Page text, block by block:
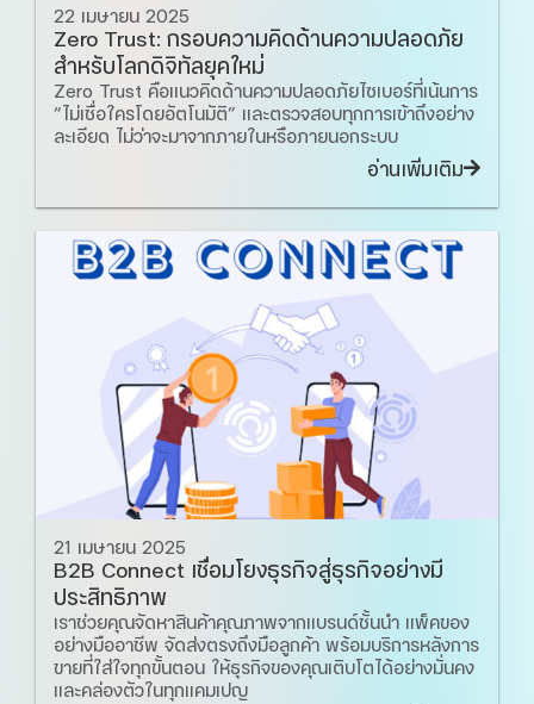
22 เมษายน 2025
Zero Trust: กรอบความคิดด้านความปลอดภัย
สำหรับโลกดิจิทัลยุคใหม่
Zero Trust คือแนวคิดด้านความปลอดภัยไซเบอร์ที่เน้นการ
“ไม่เชื่อใครโดยอัตโนมัติ” และตรวจสอบทุกการเข้าถึงอย่าง
ละเอียด ไม่ว่าจะมาจากภายในหรือภายนอกระบบ
อ่านเพิ่มเติม
21 เมษายน 2025
B2B Connect เชื่อมโยงธุรกิจสู่ธุรกิจอย่างมี
ประสิทธิภาพ
เราช่วยคุณจัดหาสินค้าคุณภาพจากแบรนด์ชั้นนำ แพ็คของ
อย่างมืออาชีพ จัดส่งตรงถึงมือลูกค้า พร้อมบริการหลังการ
ขายที่ใส่ใจทุกขั้นตอน ให้ธุรกิจของคุณเติบโตได้อย่างมั่นคง
และคล่องตัวในทุกแคมเปญ